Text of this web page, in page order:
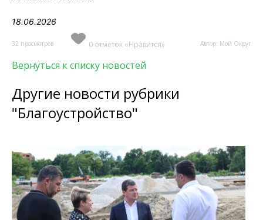
18.06.2026
32 просмотров 0 отметок «Нравится» Автор: Мой Округ
Вернуться к списку новостей
Другие новости рубрики
"Благоустройство"